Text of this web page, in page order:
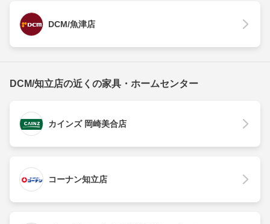
DCM/魚津店
DCM/知立店の近くの家具・ホームセンター
カインズ 岡崎美合店
コーナン知立店